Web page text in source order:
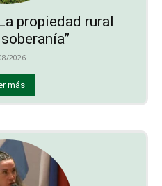
propiedad rural
2026
más